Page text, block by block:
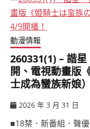
動漫情報
260331(1) – 諧
開、電視動畫版
士成為蠻族新娘
2026 年 3 月 31 日
■18禁．新番組．聲